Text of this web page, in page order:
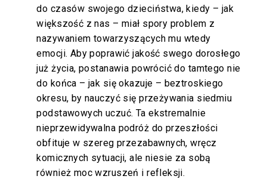
do czasów swojego dzieciństwa, kiedy – jak
większość z nas – miał spory problem z
nazywaniem towarzyszących mu wtedy
emocji. Aby poprawić jakość swego dorosłego
już życia, postanawia powrócić do tamtego nie
do końca – jak się okazuje – beztroskiego
okresu, by nauczyć się przeżywania siedmiu
podstawowych uczuć. Ta ekstremalnie
nieprzewidywalna podróż do przeszłości
obfituje w szereg przezabawnych, wręcz
komicznych sytuacji, ale niesie za sobą
również moc wzruszeń i refleksji.